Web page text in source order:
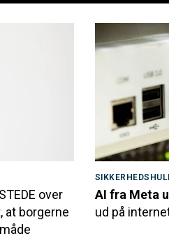
over
at borgerne
AI fra Meta
ud på